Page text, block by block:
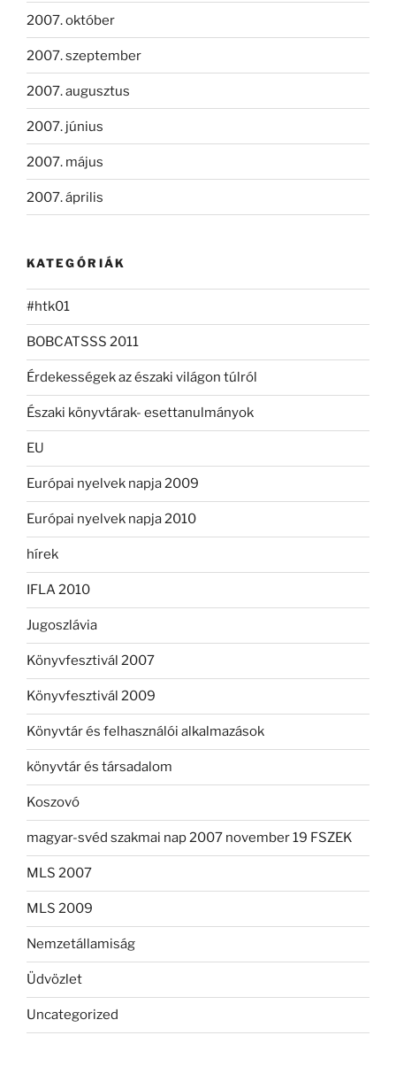
2007. október
2007. szeptember
2007. augusztus
2007. június
2007. május
2007. április
KATEGÓRIÁK
#htk01
BOBCATSSS 2011
Érdekességek az északi világon túlról
Északi könyvtárak- esettanulmányok
EU
Európai nyelvek napja 2009
Európai nyelvek napja 2010
hírek
IFLA 2010
Jugoszlávia
Könyvfesztivál 2007
Könyvfesztivál 2009
Könyvtár és felhasználói alkalmazások
könyvtár és társadalom
Koszovó
magyar-svéd szakmai nap 2007 november 19 FSZEK
MLS 2007
MLS 2009
Nemzetállamiság
Üdvözlet
Uncategorized